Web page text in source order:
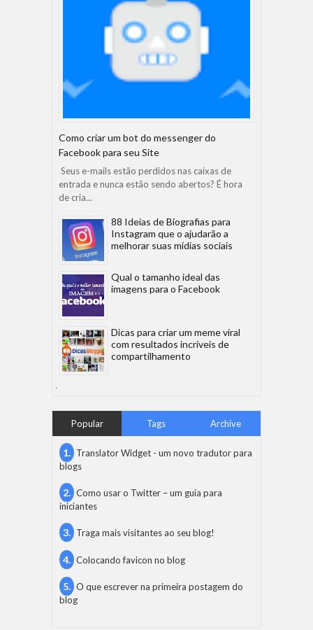
Como criar um bot do messenger do
Facebook para seu Site
Seus e-mails estão perdidos nas caixas de
entrada e nunca estão sendo abertos? É hora
de cria...
88 Ideias de Biografias para
Instagram que o ajudarão a
melhorar suas mídias sociais
Qual o tamanho ideal das
imagens para o Facebook
Dicas para criar um meme viral
com resultados incríveis de
compartilhamento
Popular Tags Archive
Translator Widget - um novo tradutor para
blogs
Como usar o Twitter – um guia para
iniciantes
Traga mais visitantes ao seu blog!
Colocando favicon no blog
O que escrever na primeira postagem do
blog